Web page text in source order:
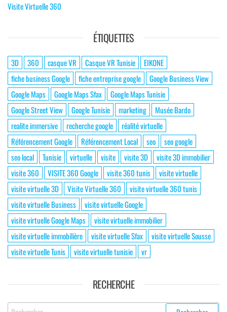
Visite Virtuelle 360
ÉTIQUETTES
3D 360 casque VR Casque VR Tunisie
EIKONE
fiche business Google
fiche entreprise google
Google Business View
Google Maps
Google Maps Sfax
Google Maps Tunisie
Google Street View
Google Tunisie marketing
Musée Bardo
realite immersive
recherche google
réalité virtuelle
Référencement Google
Référencement Local seo
seo google
seo local
Tunisie virtuelle visite visite 3D
visite 3D immobilier
visite 360
VISITE 360 Google visite 360 tunis
visite virtuelle
visite virtuelle 3D
Visite Virtuelle 360
visite virtuelle 360 tunis
visite virtuelle Business
visite virtuelle Google
visite virtuelle Google Maps
visite virtuelle immobilier
visite virtuelle immobilière
visite virtuelle Sfax
visite virtuelle Sousse
visite virtuelle Tunis
visite virtuelle tunisie vr
RECHERCHE
Rechercher